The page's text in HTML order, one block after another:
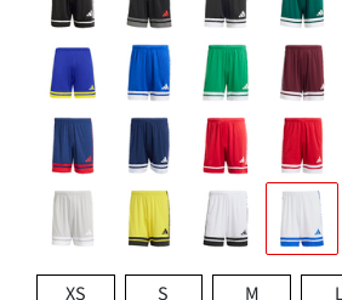
XS S M